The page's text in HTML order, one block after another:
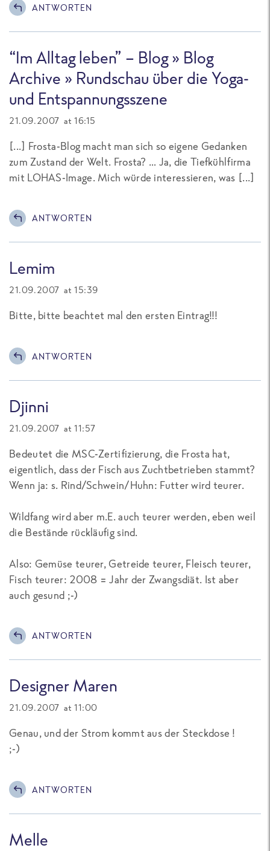
ANTWORTEN
“Im Alltag leben” - Blog » Blog
Archive » Rundschau über die Yoga-
und Entspannungsszene
21.09.2007 at 16:15
[...] Frosta-Blog macht man sich so eigene Gedanken
zum Zustand der Welt. Frosta? … Ja, die Tiefkühlfirma
mit LOHAS-Image. Mich würde interessieren, was [...]
ANTWORTEN
Lemim
21.09.2007 at 15:39
Bitte, bitte beachtet mal den ersten Eintrag!!!
ANTWORTEN
Djinni
21.09.2007 at 11:57
Bedeutet die MSC-Zertifizierung, die Frosta hat,
eigentlich, dass der Fisch aus Zuchtbetrieben stammt?
Wenn ja: s. Rind/Schwein/Huhn: Futter wird teurer.
Wildfang wird aber m.E. auch teurer werden, eben weil
die Bestände rückläufig sind.
Also: Gemüse teurer, Getreide teurer, Fleisch teurer,
Fisch teurer: 2008 = Jahr der Zwangsdiät. Ist aber
auch gesund ;-)
ANTWORTEN
Designer Maren
21.09.2007 at 11:00
Genau, und der Strom kommt aus der Steckdose !
;-)
ANTWORTEN
Melle